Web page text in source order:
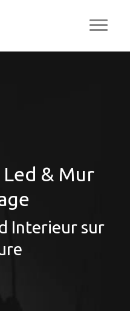
Led & Mur
Interieur sur